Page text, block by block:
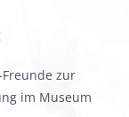
zur
im Museum